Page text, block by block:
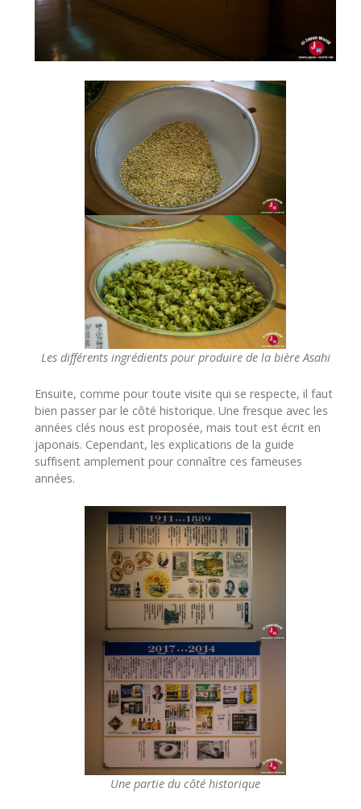
Les différents ingrédients pour produire de la bière Asahi
Ensuite, comme pour toute visite qui se respecte, il faut
bien passer par le côté historique. Une fresque avec les
années clés nous est proposée, mais tout est écrit en
japonais. Cependant, les explications de la guide
suffisent amplement pour connaître ces fameuses
années.
Une partie du côté historique